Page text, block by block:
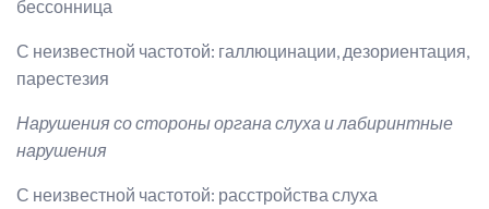
бессонница
С неизвестной частотой: галлюцинации, дезориентация,
парестезия
Нарушения со стороны органа слуха и лабиринтные
нарушения
С неизвестной частотой: расстройства слуха